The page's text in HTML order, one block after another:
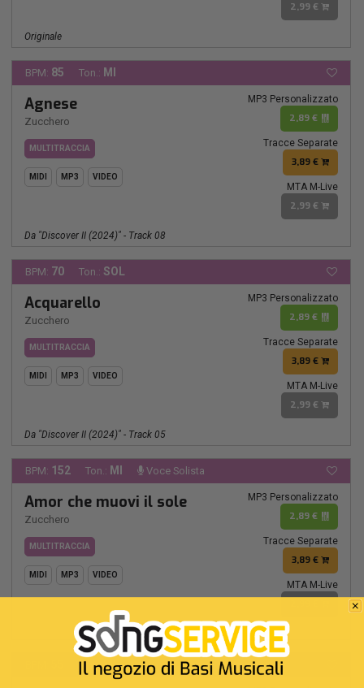
2,99 €
Originale
BPM: 85 Ton.: MI
Agnese
Zucchero
MULTITRACCIA
MIDI MP3 VIDEO
MP3 Personalizzato
2,89 €
Tracce Separate
3,89 €
MTA M-Live
2,99 €
Da "Discover II (2024)" - Track 08
BPM: 70 Ton.: SOL
Acquarello
Zucchero
MULTITRACCIA
MIDI MP3 VIDEO
MP3 Personalizzato
2,89 €
Tracce Separate
3,89 €
MTA M-Live
2,99 €
Da "Discover II (2024)" - Track 05
BPM: 152 Ton.: MI Voce Solista
Amor che muovi il sole
Zucchero
MULTITRACCIA
MIDI MP3 VIDEO
MP3 Personalizzato
2,89 €
Tracce Separate
3,89 €
MTA M-Live
Ton.:MI-